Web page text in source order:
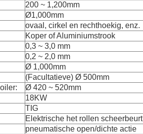
200 ~ 1,200mm
Ø1,000mm
ovaal, cirkel en rechthoekig, enz.
Koper of Aluminiumstrook
0,3 ~ 3,0 mm
0,2 ~ 2,0 mm
Ø 1,000mm
(Facultatieve) Ø 500mm
Ø 420 ~ 520mm
18KW
TIG
Elektrische het rollen scheerbeurt
pneumatische open/dichte actie